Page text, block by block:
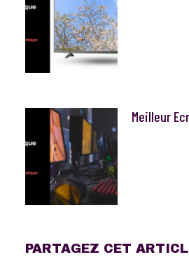
Meilleur
PARTAGEZ CET